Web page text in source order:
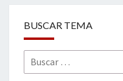
BUSCAR TEMA
Buscar
por: